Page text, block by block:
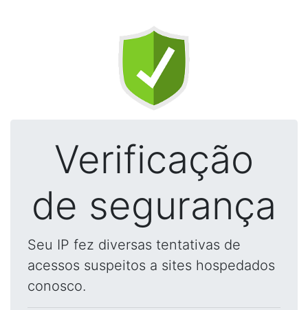
Verificação
de segurança
Seu IP fez diversas tentativas de
acessos suspeitos a sites hospedados
conosco.